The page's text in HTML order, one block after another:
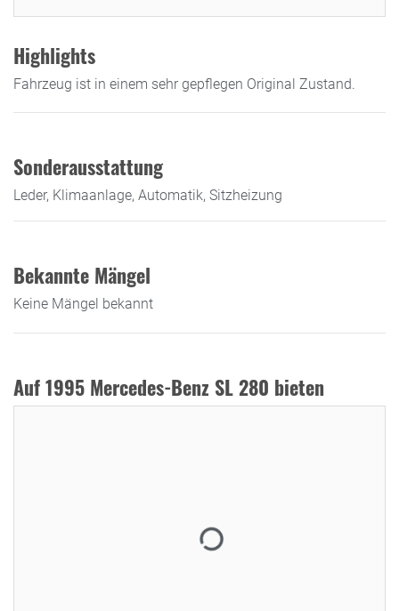
Highlights
Fahrzeug ist in einem sehr gepflegen Original Zustand.
Sonderausstattung
Leder, Klimaanlage, Automatik, Sitzheizung
Bekannte Mängel
Keine Mängel bekannt
Auf 1995 Mercedes-Benz SL 280 bieten
24.08.2021 19:00:00